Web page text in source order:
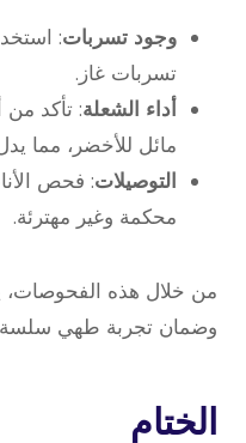
وجود تسربات:
تسربات غاز.
أداء الشعلة: تأكد من
مائل للأخضر، مما
التوصيلات: فحص
محكمة وغير مهترئة.
من خلال هذه
وضمان تجربة طهي سلسة
الختام